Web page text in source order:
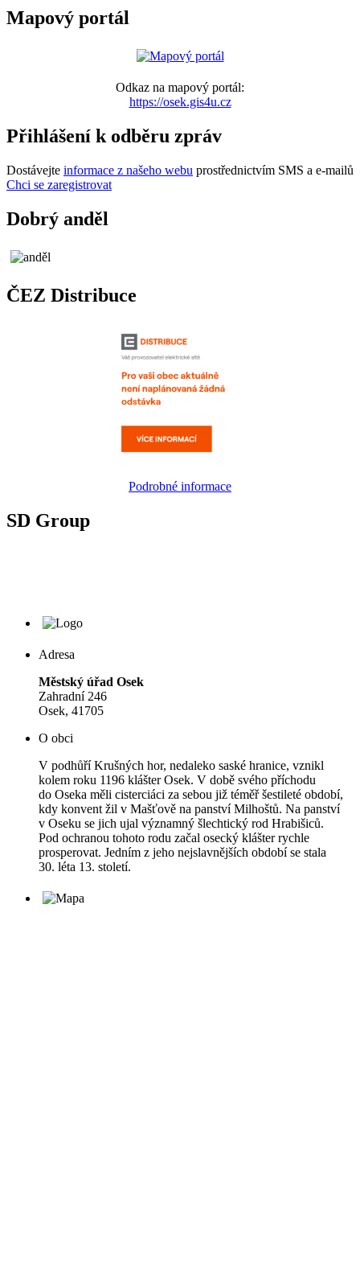
Mapový portál
Odkaz na mapový portál:
https://osek.gis4u.cz
Přihlášení k odběru zpráv
Dostávejte informace z našeho webu prostřednictvím SMS a e-mailů
Chci se zaregistrovat
Dobrý anděl
ČEZ Distribuce
Podrobné informace
SD Group
Adresa
Městský úřad Osek
Zahradní 246
Osek, 41705
O obci
V podhůří Krušných hor, nedaleko saské hranice, vznikl
kolem roku 1196 klášter Osek. V době svého příchodu
do Oseka měli cisterciáci za sebou již téměř šestileté období,
kdy konvent žil v Mašťově na panství Milhoštů. Na panství
v Oseku se jich ujal významný šlechtický rod Hrabišiců.
Pod ochranou tohoto rodu začal osecký klášter rychle
prosperovat. Jedním z jeho nejslavnějších období se stala
30. léta 13. století.